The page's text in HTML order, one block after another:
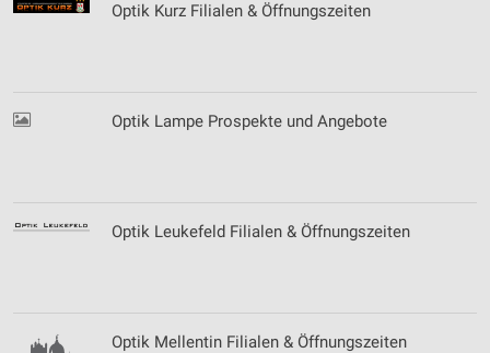
Optik Kurz Filialen & Öffnungszeiten
Optik Lampe Prospekte und Angebote
Optik Leukefeld Filialen & Öffnungszeiten
Optik Mellentin Filialen & Öffnungszeiten